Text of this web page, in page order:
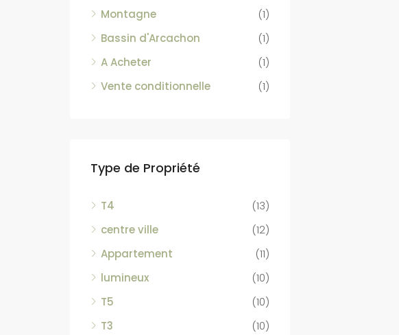
Montagne
(1)
Bassin d'Arcachon
(1)
A Acheter
(1)
Vente conditionnelle
(1)
Type de Propriété
T4
(13)
centre ville
(12)
Appartement
(11)
lumineux
(10)
T5
(10)
T3
(10)